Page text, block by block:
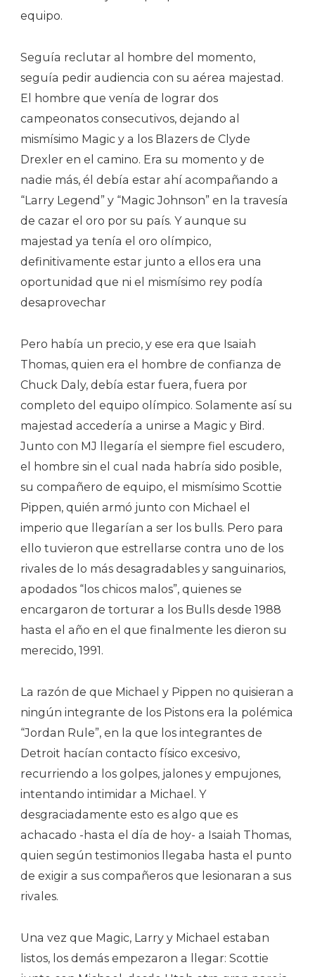
equipo.
Seguía reclutar al hombre del momento,
seguía pedir audiencia con su aérea majestad.
El hombre que venía de lograr dos
campeonatos consecutivos, dejando al
mismísimo Magic y a los Blazers de Clyde
Drexler en el camino. Era su momento y de
nadie más, él debía estar ahí acompañando a
“Larry Legend” y “Magic Johnson” en la travesía
de cazar el oro por su país. Y aunque su
majestad ya tenía el oro olímpico,
definitivamente estar junto a ellos era una
oportunidad que ni el mismísimo rey podía
desaprovechar
Pero había un precio, y ese era que Isaiah
Thomas, quien era el hombre de confianza de
Chuck Daly, debía estar fuera, fuera por
completo del equipo olímpico. Solamente así su
majestad accedería a unirse a Magic y Bird.
Junto con MJ llegaría el siempre fiel escudero,
el hombre sin el cual nada habría sido posible,
su compañero de equipo, el mismísimo Scottie
Pippen, quién armó junto con Michael el
imperio que llegarían a ser los bulls. Pero para
ello tuvieron que estrellarse contra uno de los
rivales de lo más desagradables y sanguinarios,
apodados “los chicos malos”, quienes se
encargaron de torturar a los Bulls desde 1988
hasta el año en el que finalmente les dieron su
merecido, 1991.
La razón de que Michael y Pippen no quisieran a
ningún integrante de los Pistons era la polémica
“Jordan Rule”, en la que los integrantes de
Detroit hacían contacto físico excesivo,
recurriendo a los golpes, jalones y empujones,
intentando intimidar a Michael. Y
desgraciadamente esto es algo que es
achacado -hasta el día de hoy- a Isaiah Thomas,
quien según testimonios llegaba hasta el punto
de exigir a sus compañeros que lesionaran a sus
rivales.
Una vez que Magic, Larry y Michael estaban
listos, los demás empezaron a llegar: Scottie